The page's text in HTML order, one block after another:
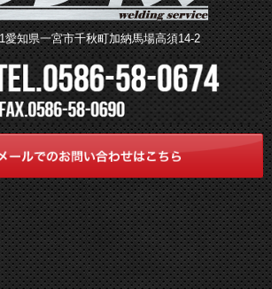
愛知県一宮市千秋町加納馬場高須14-2